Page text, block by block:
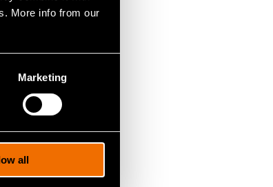
More info from our
Marketing
all
olennaista
kuin